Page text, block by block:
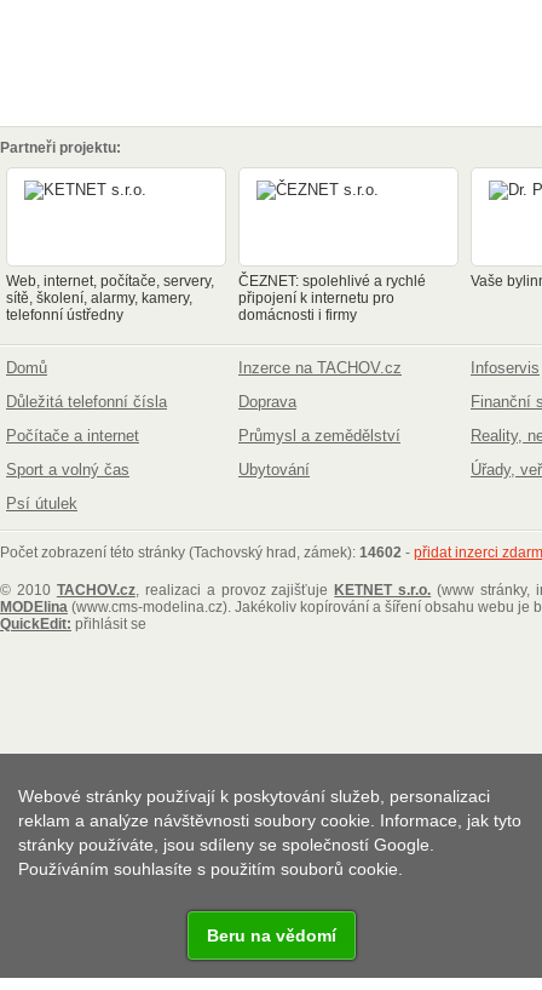
Partneři projektu:
Web, internet, počítače, servery,
sítě, školení, alarmy, kamery,
telefonní ústředny
ČEZNET: spolehlivé a rychlé
připojení k internetu pro
domácnosti i firmy
Vaše
Domů Inzerce na TACHOV.cz
Infoservis
Důležitá telefonní čísla
Doprava
Finanční
Počítače a internet
Průmysl a zemědělství
Reality,
Sport a volný čas
Ubytování
Úřady,
Psí útulek
Počet zobrazení této stránky (Tachovský hrad, zámek): 14602 - přidat inzerci
© 2010 TACHOV.cz, realizaci a provoz zajišťujeKETNET s.r.o. (www stránky,
MODElina (www.cms-modelina.cz) . Jakékoliv kopírování a šíření obsahu webu je
QuickEdit: přihlásit se
Webové stránky používají k poskytování služeb, personalizaci
reklam a analýze návštěvnosti soubory cookie. Informace, jak tyto
stránky používáte, jsou sdíleny se společností Google.
Používáním souhlasíte s použitím souborů cookie.
Beru na vědomí